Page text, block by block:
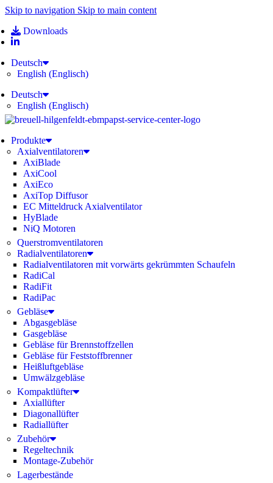
Skip to navigation Skip to main content
Downloads
Deutsch
English (Englisch)
Deutsch
English (Englisch)
Produkte
Axialventilatoren
AxiBlade
AxiCool
AxiEco
AxiTop Diffusor
EC Mitteldruck Axialventilator
HyBlade
NiQ Motoren
Querstromventilatoren
Radialventilatoren
Radialventilatoren mit vorwärts gekrümmten Schaufeln
RadiCal
RadiFit
RadiPac
Gebläse
Abgasgebläse
Gasgebläse
Gebläse für Brennstoffzellen
Gebläse für Feststoffbrenner
Heißluftgebläse
Umwälzgebläse
Kompaktlüfter
Axiallüfter
Diagonallüfter
Radiallüfter
Zubehör
Regeltechnik
Montage-Zubehör
Lagerbestände